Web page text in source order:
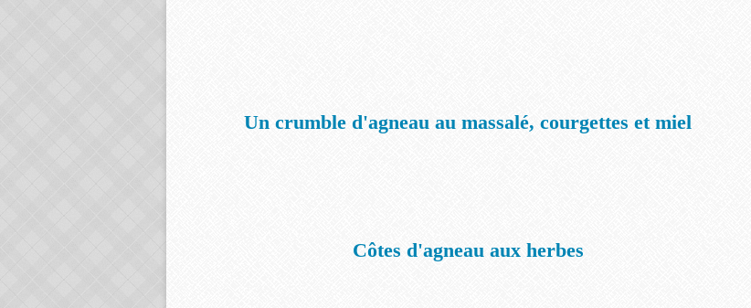
Un crumble d'agneau au massalé, courgettes et miel
Côtes d'agneau aux herbes